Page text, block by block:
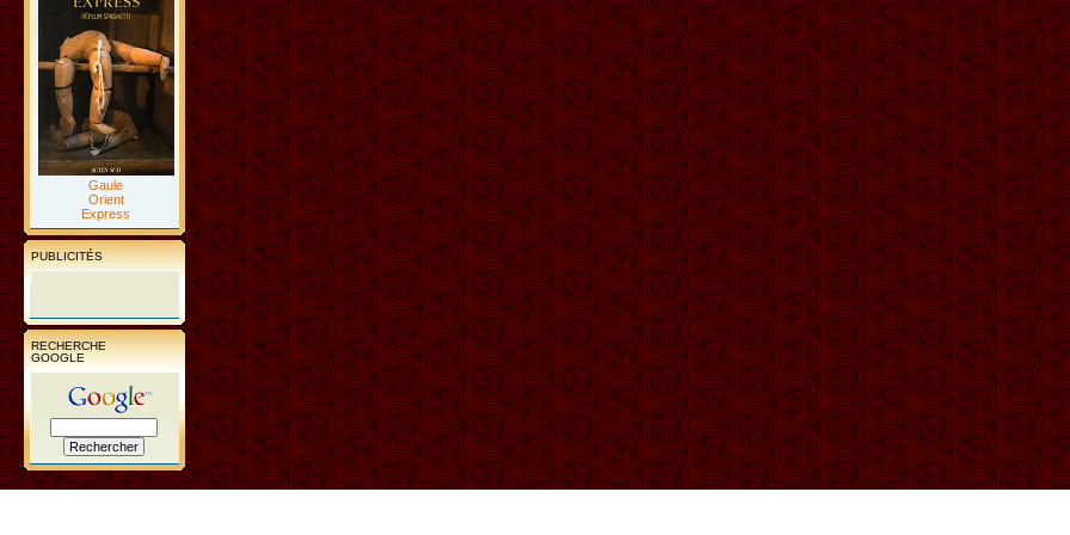
Gaule
Orient
Express
PUBLICITÉS
RECHERCHE
GOOGLE